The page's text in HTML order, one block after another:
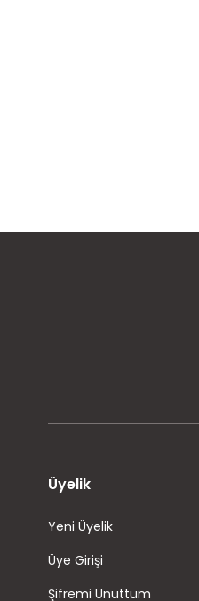
Üyelik
Yeni Üyelik
Üye Girişi
Şifremi Unuttum